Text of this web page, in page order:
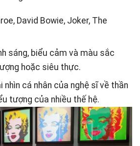
David Bowie, Joker, The
sáng, biểu cảm và màu sắc
hoặc siêu thực.
nhìn cá nhân của nghệ sĩ về thần
tượng của nhiều thế hệ.